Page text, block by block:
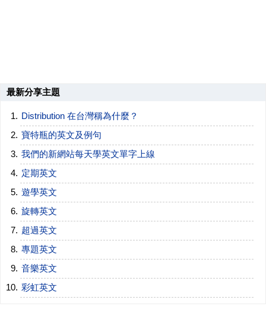
最新分享主題
Distribution 在台灣稱為什麼？
寶特瓶的英文及例句
我們的新網站每天學英文單字上線
定期英文
遊學英文
旋轉英文
超過英文
專題英文
音樂英文
彩虹英文